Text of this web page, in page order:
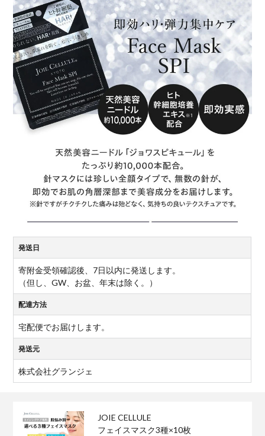
発送日
寄附金受領確認後、7日以内に発送します。
（但し、GW、お盆、年末は除く。）
配達方法
宅配便でお届けします。
発送元
株式会社グランジェ
JOIE CELLULE
フェイスマスク3種×10枚